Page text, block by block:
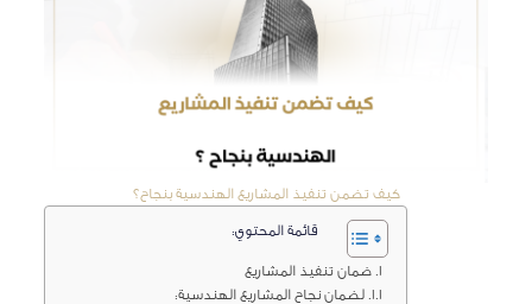
كيف تضمن تنفيذ المشاريع الهندسية بنجاح؟
قائمة المحتوي:
ضمان تنفيذ المشاريع
لضمان نجاح المشاريع الهندسية: